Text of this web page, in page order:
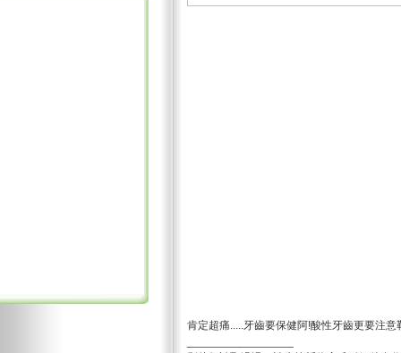
肯定超痛.....牙齒要保健阿!酸性牙齒更要注